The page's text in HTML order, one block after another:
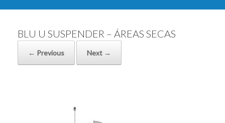
BLU U SUSPENDER – ÁREAS SECAS
← Previous Next →